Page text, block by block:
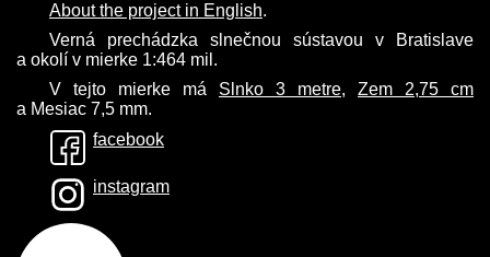
About the project in English.
Verná prechádzka slnečnou sústavou v Bratislave
a okolí v mierke 1:464 mil.
V tejto mierke má Slnko 3 metre, Zem 2,75 cm
a Mesiac 7,5 mm.
facebook
instagram